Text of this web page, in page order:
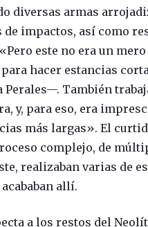
diversas armas
impactos, así como
este no era un mero
hacer estancias
Perales—. También
y, para eso, era
más largas». El
complejo, de
realizaban varias de
allí.
a los restos del